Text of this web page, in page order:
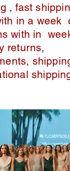
, fast
in a week
with in
returns,